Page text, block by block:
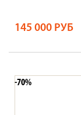
145 000 РУБ
-70%